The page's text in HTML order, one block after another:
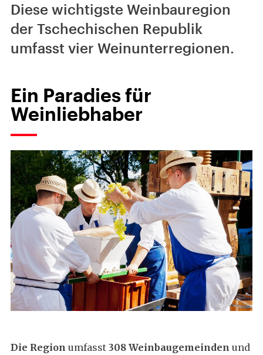
Diese wichtigste Weinbauregion
der Tschechischen Republik
umfasst vier Weinunterregionen.
Ein Paradies für
Weinliebhaber
Die Region umfasst 308 Weinbaugemeinden und